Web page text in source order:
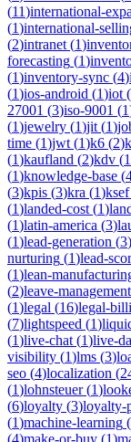
(11)international-
(1)international-
(2)intranet (1)
forecasting (1)
(1)inventory-sync (4)
(1)ios-android (1)iot (
27001 (3)iso-9001 (1
(1)jewelry (1)jit (1)
time (1)jwt (1)k6 (2)
(1)kaufland (2)kdv (1
(1)knowledge-base (
(3)kpis (3)kra (1)ksef
(1)landed-cost (1)
(1)latin-america (3)
(1)lead-generation (3)
nurturing (1)lead-
(1)lean-
(2)leave-management
(1)legal (16)legal-
(7)lightspeed (1)
(1)live-chat (1)live-
visibility (1)lms (3)
seo (4)localization (
(1)lohnsteuer(1)
(6)loyalty (3)loyalty-
(1)machine-learning (
(4)make-or-buy (1)